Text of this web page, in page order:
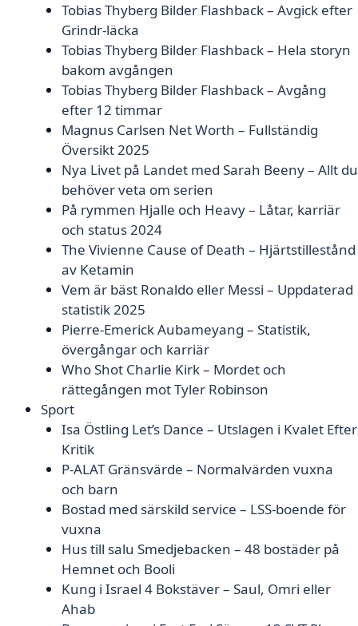
Tobias Thyberg Bilder Flashback – Avgick efter
Grindr-läcka
Tobias Thyberg Bilder Flashback – Hela storyn
bakom avgången
Tobias Thyberg Bilder Flashback – Avgång
efter 12 timmar
Magnus Carlsen Net Worth – Fullständig
Översikt 2025
Nya Livet på Landet med Sarah Beeny – Allt du
behöver veta om serien
På rymmen Hjalle och Heavy – Låtar, karriär
och status 2024
The Vivienne Cause of Death – Hjärtstillestånd
av Ketamin
Vem är bäst Ronaldo eller Messi – Uppdaterad
statistik 2025
Pierre-Emerick Aubameyang – Statistik,
övergångar och karriär
Who Shot Charlie Kirk – Mordet och
rättegången mot Tyler Robinson
Sport
Isa Östling Let’s Dance – Utslagen i Kvalet Efter
Kritik
P-ALAT Gränsvärde – Normalvärden vuxna
och barn
Bostad med särskild service – LSS-boende för
vuxna
Hus till salu Smedjebacken – 48 bostäder på
Hemnet och Booli
Kung i Israel 4 Bokstäver – Saul, Omri eller
Ahab